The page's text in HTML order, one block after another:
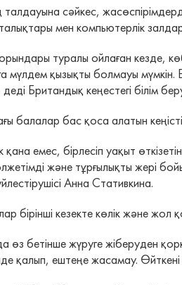
сәйкес,
мен компьютерлік
туралы ойлаған кезде,
мүлдем қызықты болмауы мүмкін.
деді Британдық кеңестегі
балалар бас қоса алатын
қана емес, бірлесіп уақыт
және тұрғылықты
Анна Стативкина.
кезекте көлік және жол
бетінше жүруге жіберуден
қалып, ештеңе жасамау.